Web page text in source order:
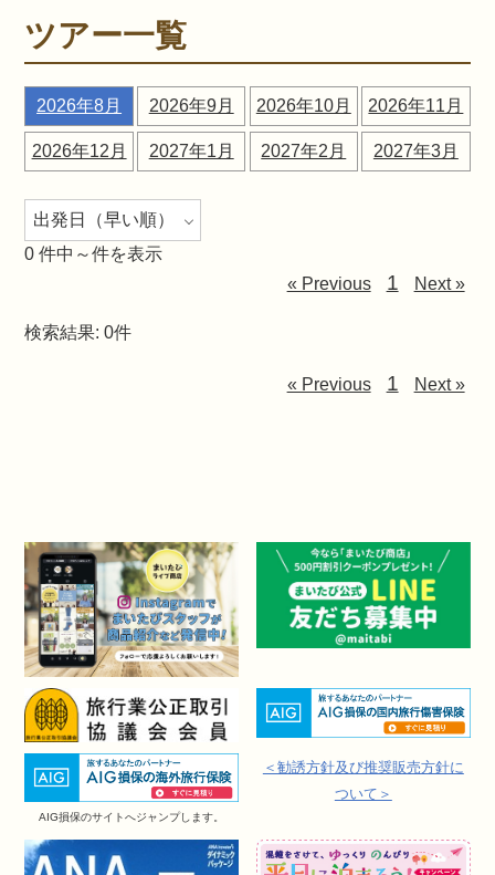
AIG損保のサイトへジャンプします。
＜勧誘方針及び推奨販売方針に
ついて＞
ツアー一覧
2026年8月 2026年9月 2026年10月 2026年11月
2026年12月 2027年1月 2027年2月 2027年3月
0 件中～件を表示
« Previous
1 Next »
検索結果: 0件
« Previous 1 Next »